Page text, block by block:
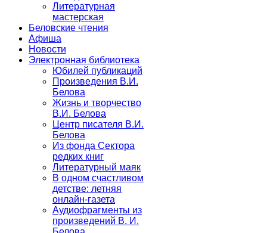
Литературная
мастерская
Беловские чтения
Афиша
Новости
Электронная библиотека
Юбилей публикаций
Произведения В.И.
Белова
Жизнь и творчество
В.И. Белова
Центр писателя В.И.
Белова
Из фонда Сектора
редких книг
Литературный маяк
В одном счастливом
детстве: летняя
онлайн-газета
Аудиофрагменты из
произведений В. И.